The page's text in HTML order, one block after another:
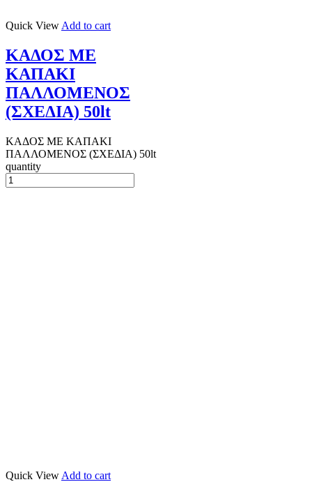
Quick View Add to cart
ΚΑΔΟΣ ΜΕ
ΚΑΠΑΚΙ
ΠΑΛΛΟΜΕΝΟΣ
(ΣΧΕΔΙΑ) 50lt
ΚΑΔΟΣ ΜΕ ΚΑΠΑΚΙ
ΠΑΛΛΟΜΕΝΟΣ (ΣΧΕΔΙΑ) 50lt
quantity
Quick View Add to cart